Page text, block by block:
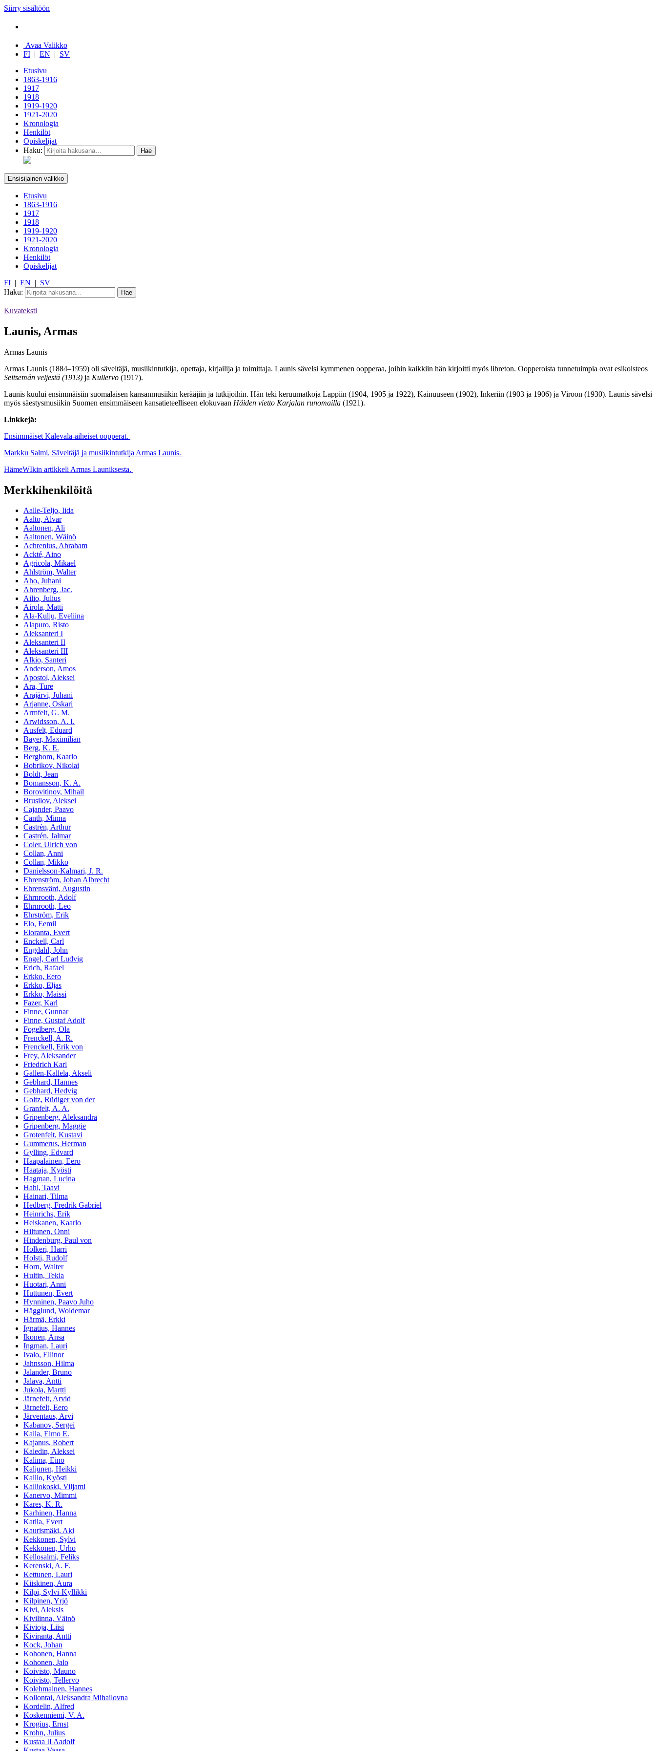
Siirry sisältöön
Avaa Valikko
FI | EN | SV
Etusivu
1863-1916
1917
1918
1919-1920
1921-2020
Kronologia
Henkilöt
Opiskelijat
Haku:
Ensisijainen valikko
Etusivu
1863-1916
1917
1918
1919-1920
1921-2020
Kronologia
Henkilöt
Opiskelijat
FI | EN | SV
Haku:
Kuvateksti
Launis, Armas
Armas Launis
Armas Launis (1884–1959) oli säveltäjä, musiikintutkija, opettaja, kirjailija ja toimittaja. Launis sävelsi kymmenen oopperaa, joihin kaikkiin hän kirjoitti myös libreton. Oopperoista tunnetuimpia ovat esikoisteos
Seitsemän veljestä (1913) ja Kullervo (1917).
Launis kuului ensimmäisiin suomalaisen kansanmusiikin kerääjiin ja tutkijoihin. Hän teki keruumatkoja Lappiin (1904, 1905 ja 1922), Kainuuseen (1902), Inkeriin (1903 ja 1906) ja Viroon (1930). Launis sävelsi
myös säestysmusiikin Suomen ensimmäiseen kansatieteelliseen elokuvaan Häiden vietto Karjalan runomailla (1921).
Linkkejä:
Ensimmäiset Kalevala-aiheiset oopperat.
Markku Salmi, Säveltäjä ja musiikintutkija Armas Launis.
HämeWIkin artikkeli Armas Launiksesta.
Merkkihenkilöitä
Aalle-Teljo, Iida
Aalto, Alvar
Aaltonen, Ali
Aaltonen, Wäinö
Achrenius, Abraham
Ackté, Aino
Agricola, Mikael
Ahlström, Walter
Aho, Juhani
Ahrenberg, Jac.
Ailio, Julius
Airola, Matti
Ala-Kulju, Eveliina
Alapuro, Risto
Aleksanteri I
Aleksanteri II
Aleksanteri III
Alkio, Santeri
Anderson, Amos
Apostol, Aleksei
Ara, Ture
Arajärvi, Juhani
Arjanne, Oskari
Armfelt, G. M.
Arwidsson, A. I.
Ausfelt, Eduard
Bayer, Maximilian
Berg, K. E.
Bergbom, Kaarlo
Bobrikov, Nikolai
Boldt, Jean
Bomansson, K. A.
Borovitinov, Mihail
Brusilov, Aleksei
Cajander, Paavo
Canth, Minna
Castrén, Arthur
Castrén, Jalmar
Coler, Ulrich von
Collan, Anni
Collan, Mikko
Danielsson-Kalmari, J. R.
Ehrenström, Johan Albrecht
Ehrensvärd, Augustin
Ehrnrooth, Adolf
Ehrnrooth, Leo
Ehrström, Erik
Elo, Eemil
Eloranta, Evert
Enckell, Carl
Engdahl, John
Engel, Carl Ludvig
Erich, Rafael
Erkko, Eero
Erkko, Eljas
Erkko, Maissi
Fazer, Karl
Finne, Gunnar
Finne, Gustaf Adolf
Fogelberg, Ola
Frenckell, A. R.
Frenckell, Erik von
Frey, Aleksander
Friedrich Karl
Gallen-Kallela, Akseli
Gebhard, Hannes
Gebhard, Hedvig
Goltz, Rüdiger von der
Granfelt, A. A.
Gripenberg, Aleksandra
Gripenberg, Maggie
Grotenfelt, Kustavi
Gummerus, Herman
Gylling, Edvard
Haapalainen, Eero
Haataja, Kyösti
Hagman, Lucina
Hahl, Taavi
Hainari, Tilma
Hedberg, Fredrik Gabriel
Heinrichs, Erik
Heiskanen, Kaarlo
Hiltunen, Onni
Hindenburg, Paul von
Holkeri, Harri
Holsti, Rudolf
Horn, Walter
Hultin, Tekla
Huotari, Anni
Huttunen, Evert
Hynninen, Paavo Juho
Hägglund, Woldemar
Härmä, Erkki
Ignatius, Hannes
Ikonen, Ansa
Ingman, Lauri
Ivalo, Ellinor
Jahnsson, Hilma
Jalander, Bruno
Jalava, Antti
Jukola, Martti
Järnefelt, Arvid
Järnefelt, Eero
Järventaus, Arvi
Kabanov, Sergei
Kaila, Elmo E.
Kajanus, Robert
Kaledin, Aleksei
Kalima, Eino
Kaljunen, Heikki
Kallio, Kyösti
Kalliokoski, Viljami
Kanervo, Mimmi
Kares, K. R.
Karhinen, Hanna
Katila, Evert
Kaurismäki, Aki
Kekkonen, Sylvi
Kekkonen, Urho
Kellosalmi, Feliks
Kerenski, A. F.
Kettunen, Lauri
Kiiskinen, Aura
Kilpi, Sylvi-Kyllikki
Kilpinen, Yrjö
Kivi, Aleksis
Kivilinna, Väinö
Kivioja, Liisi
Kiviranta, Antti
Kock, Johan
Kohonen, Hanna
Kohonen, Jalo
Koivisto, Mauno
Koivisto, Tellervo
Kolehmainen, Hannes
Kollontai, Aleksandra Mihailovna
Kordelin, Alfred
Koskenniemi, V. A.
Krogius, Ernst
Krohn, Julius
Kustaa II Aadolf